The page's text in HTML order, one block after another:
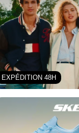
EXPÉDITION 48H